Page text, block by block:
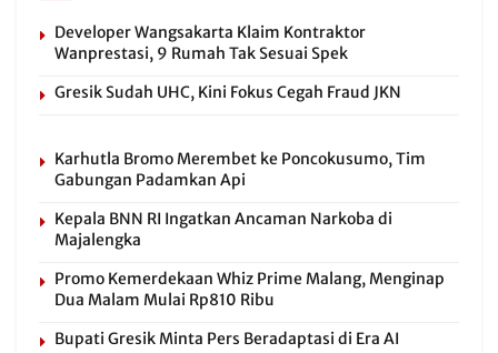
Developer Wangsakarta Klaim Kontraktor
Wanprestasi, 9 Rumah Tak Sesuai Spek
Gresik Sudah UHC, Kini Fokus Cegah Fraud JKN
Karhutla Bromo Merembet ke Poncokusumo, Tim
Gabungan Padamkan Api
Kepala BNN RI Ingatkan Ancaman Narkoba di
Majalengka
Promo Kemerdekaan Whiz Prime Malang, Menginap
Dua Malam Mulai Rp810 Ribu
Bupati Gresik Minta Pers Beradaptasi di Era AI